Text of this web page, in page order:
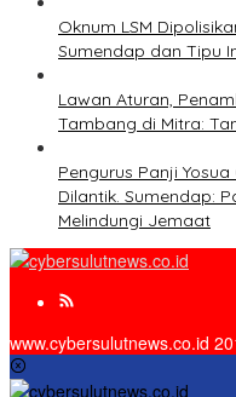
Oknum LSM
Sumendap dan Tipu
Lawan Aturan,
Tambang di Mitra:
Pengurus Panji
Dilantik. Sumendap:
Melindungi Jemaat
www.cybersulutnews.co.id